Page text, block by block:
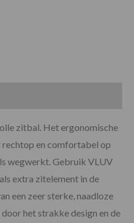
zitbal. Het ergonomische
en comfortabel op
wegwerkt. Gebruik VLUV
extra zitelement in de
een zeer sterke, naadloze
het strakke design en de